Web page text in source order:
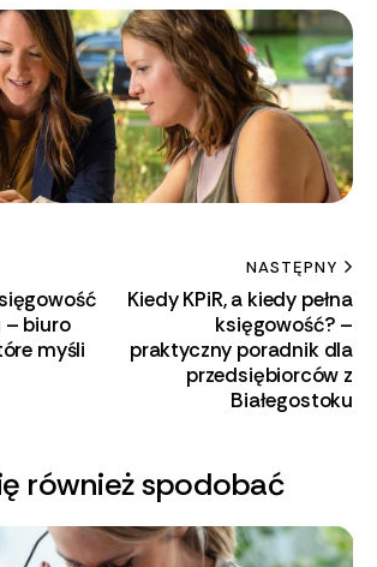
– biuro
myśli
NASTĘPNY
Kiedy KPiR, a kiedy pełna
księgowość? –
praktyczny poradnik dla
przedsiębiorców z
Białegostoku
również spodobać